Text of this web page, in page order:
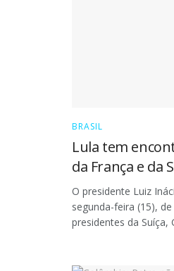
BRASIL
Lula tem
da França e da
O presidente Luiz
segunda-feira (15),
presidentes da Suíça,